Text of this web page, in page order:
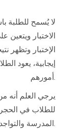
لا يُسمح للطلبة
الاختبار ويتعين
الإختبار وتظهر
إيجابية، يعود
أمورهم.
يرجي العلم أنه
للطلاب في
المدرسة والتواجد في الحصص الدراسية بشكل أكبر.